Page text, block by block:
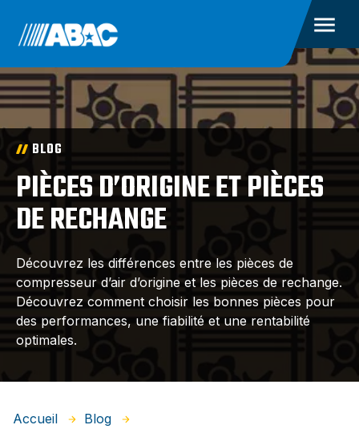
BLOG
PIÈCES D’ORIGINE ET PIÈCES
DE RECHANGE
Découvrez les différences entre les pièces de
compresseur d’air d’origine et les pièces de rechange.
Découvrez comment choisir les bonnes pièces pour
des performances, une fiabilité et une rentabilité
optimales.
Accueil
Blog